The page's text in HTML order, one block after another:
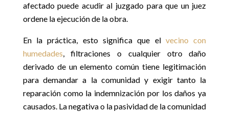
afectado puede acudir al juzgado para que un juez
ordene la ejecución de la obra.
En la práctica, esto significa que el vecino con
humedades, filtraciones o cualquier otro daño
derivado de un elemento común tiene legitimación
para demandar a la comunidad y exigir tanto la
reparación como la indemnización por los daños ya
causados. La negativa o la pasividad de la comunidad